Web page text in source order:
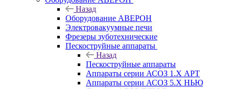
Назад
Оборудование АВЕРОН
Электровакуумные печи
Фрезеры зуботехнические
Пескоструйные аппараты
Назад
Пескоструйные аппараты
Аппараты серии АСОЗ 1.Х АРТ
Аппараты серии АСОЗ 5.Х НЬЮ